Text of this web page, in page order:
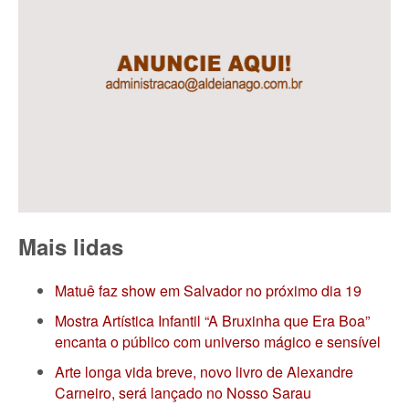
Mais lidas
Matuê faz show em Salvador no próximo dia 19
Mostra Artística Infantil “A Bruxinha que Era Boa”
encanta o público com universo mágico e sensível
Arte longa vida breve, novo livro de Alexandre
Carneiro, será lançado no Nosso Sarau